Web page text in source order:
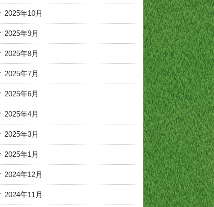
2025年10月
2025年9月
2025年8月
2025年7月
2025年6月
2025年4月
2025年3月
2025年1月
2024年12月
2024年11月